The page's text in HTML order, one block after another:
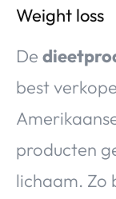
Weight loss
De
best
producten
lichaam. Zo